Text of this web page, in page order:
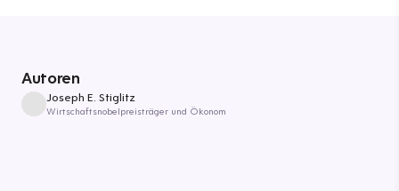
Autoren
Joseph E. Stiglitz
Wirtschaftsnobelpreisträger und Ökonom